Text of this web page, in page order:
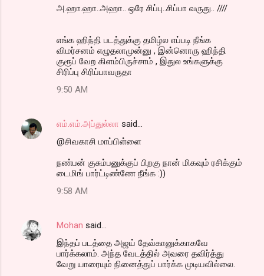
அ.ஹா.ஹா..அஹா.. ஒரே சிப்பு..சிப்பா வருது.. ////
எங்க ஹிந்தி படத்துக்கு தமிழ்ல எப்படி நீங்க
விமர்சனம் எழுதலாமுன்னு , இன்னொரு ஹிந்தி
குரூப் வேற கிளம்பிருச்சாம் , இதுல உங்களுக்கு
சிரிப்பு சிரிப்பாவருதா
9:50 AM
எம்.எம்.அப்துல்லா said…
@சிவகாசி மாப்பிள்ளை
நண்பன் குசும்பனுக்குப் பிறகு நான் மிகவும் ரசிக்கும்
டைமிங் பார்ட்டிண்ணே நீங்க :))
9:58 AM
Mohan said…
இந்தப் படத்தை அஜய் தேவ்கானுக்காகவே
பார்க்கலாம். அந்த வேடத்தில் அவரை தவிர்த்து
வேறு யாரையும் நினைத்துப் பார்க்க முடியவில்லை.